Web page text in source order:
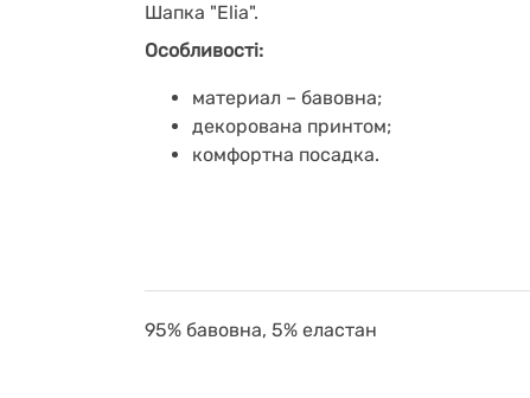
Шапка "Elia".
Особливості:
материал – бавовна;
декорована принтом;
комфортна посадка.
95% бавовна, 5% еластан